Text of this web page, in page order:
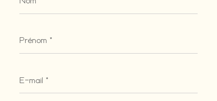
*
mail
*